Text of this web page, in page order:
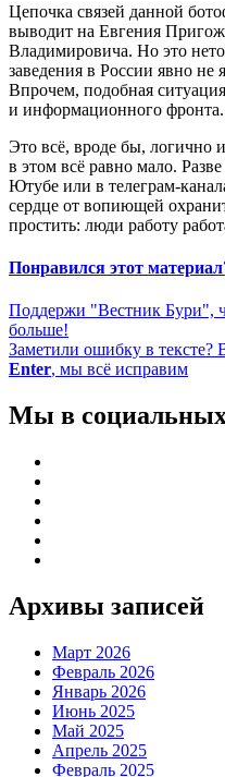
Цепочка связей данной
выводит на Евгения
Владимировича. Но это
заведения в России явно
Впрочем, подобная
и информационного фронта.
Это всё, вроде бы, логично
в этом всё равно мало.
Ютубе или в телеграм-
сердце от вопиющей
простить: люди работу
Понравился этот
Поддержи "Вестник Бури",
больше!
Заметили ошибку в тексте?
Enter, мы всё исправим
Мы в социальных
Архивы записей
Март 2026
Февраль 2026
Январь 2026
Июнь 2025
Май 2025
Апрель 2025
Февраль 2025